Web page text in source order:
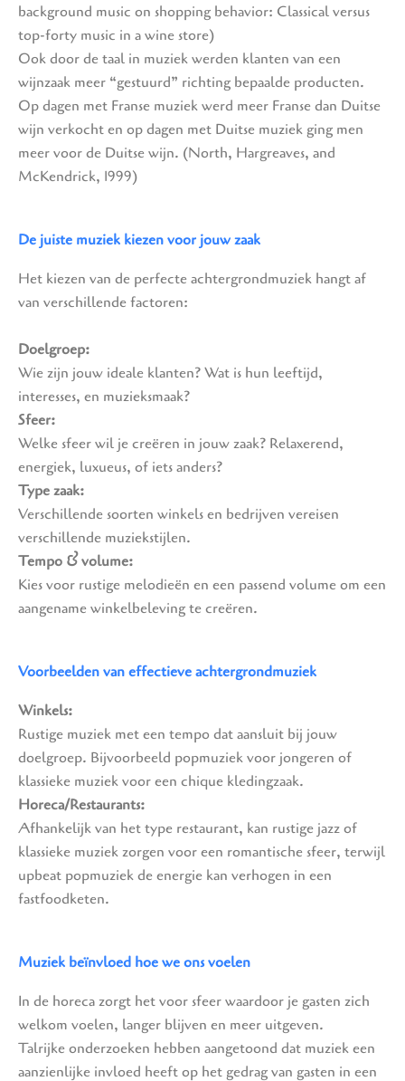
background music on shopping behavior: Classical versus
top-forty music in a wine store)
Ook door de taal in muziek werden klanten van een
wijnzaak meer “gestuurd” richting bepaalde producten.
Op dagen met Franse muziek werd meer Franse dan Duitse
wijn verkocht en op dagen met Duitse muziek ging men
meer voor de Duitse wijn. (North, Hargreaves, and
McKendrick, 1999)
De juiste muziek kiezen voor jouw zaak
Het kiezen van de perfecte achtergrondmuziek hangt af
van verschillende factoren:
Doelgroep:
Wie zijn jouw ideale klanten? Wat is hun leeftijd,
interesses, en muzieksmaak?
Sfeer:
Welke sfeer wil je creëren in jouw zaak? Relaxerend,
energiek, luxueus, of iets anders?
Type zaak:
Verschillende soorten winkels en bedrijven vereisen
verschillende muziekstijlen.
Tempo & volume:
Kies voor rustige melodieën en een passend volume om een
aangename winkelbeleving te creëren.
Voorbeelden van effectieve achtergrondmuziek
Winkels:
Rustige muziek met een tempo dat aansluit bij jouw
doelgroep. Bijvoorbeeld popmuziek voor jongeren of
klassieke muziek voor een chique kledingzaak.
Horeca/Restaurants:
Afhankelijk van het type restaurant, kan rustige jazz of
klassieke muziek zorgen voor een romantische sfeer, terwijl
upbeat popmuziek de energie kan verhogen in een
fastfoodketen.
Muziek beïnvloed hoe we ons voelen
In de horeca zorgt het voor sfeer waardoor je gasten zich
welkom voelen, langer blijven en meer uitgeven.
Talrijke onderzoeken hebben aangetoond dat muziek een
aanzienlijke invloed heeft op het gedrag van gasten in een